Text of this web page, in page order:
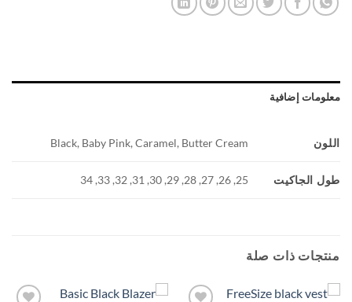
معلومات إضافية
اللون Black, Baby Pink, Caramel, Butter Cream
طول الجاكيت 25, 26, 27, 28, 29, 30, 31, 32, 33, 34
منتجات ذات صلة